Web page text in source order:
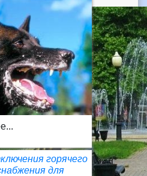
горячего
для